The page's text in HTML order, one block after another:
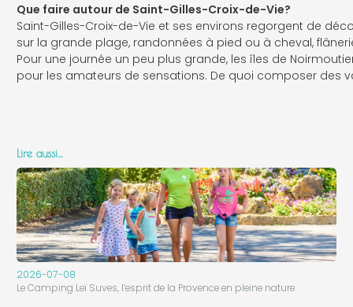
Que faire autour de Saint-Gilles-Croix-de-Vie?
Saint-Gilles-Croix-de-Vie et ses environs regorgent de
sur la grande plage, randonnées à pied ou à cheval,
Pour une journée un peu plus grande, les îles de
pour les amateurs de sensations. De quoi composer des
Lire aussi…
2026-07-08
Le Camping Leï Suves, l’esprit de la Provence en pleine nature